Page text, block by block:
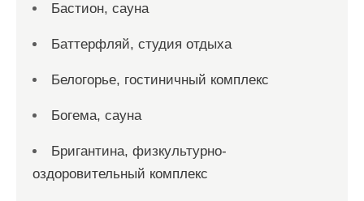
Бастион, сауна
Баттерфляй, студия отдыха
Белогорье, гостиничный комплекс
Богема, сауна
Бригантина, физкультурно-
оздоровительный комплекс